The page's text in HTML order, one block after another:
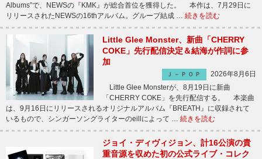
Albums”で、NEWSの『KMK』が総合首位を獲得した。 本作は、7月29日に
リリースされたNEWSの16thアルバム。グループ結成 … 続きを読む
Little Glee Monster、新曲「CHERRY
COKE」先行配信決定＆結海が作詞に参
加
Ｊ－ＰＯＰ
2026年8月6日
Little Glee Monsterが、8月19日に新曲
「CHERRY COKE」を先行配信する。 本楽曲
は、9月16日にリリースされるオリジナルアルバム『BREATH』に収録されて
いるもので、シンガーソングライターのeillによって … 続きを読む
ジョイ・ディヴィジョン、計16公演の貴
重音源を収めた初の公式ライブ・コレク